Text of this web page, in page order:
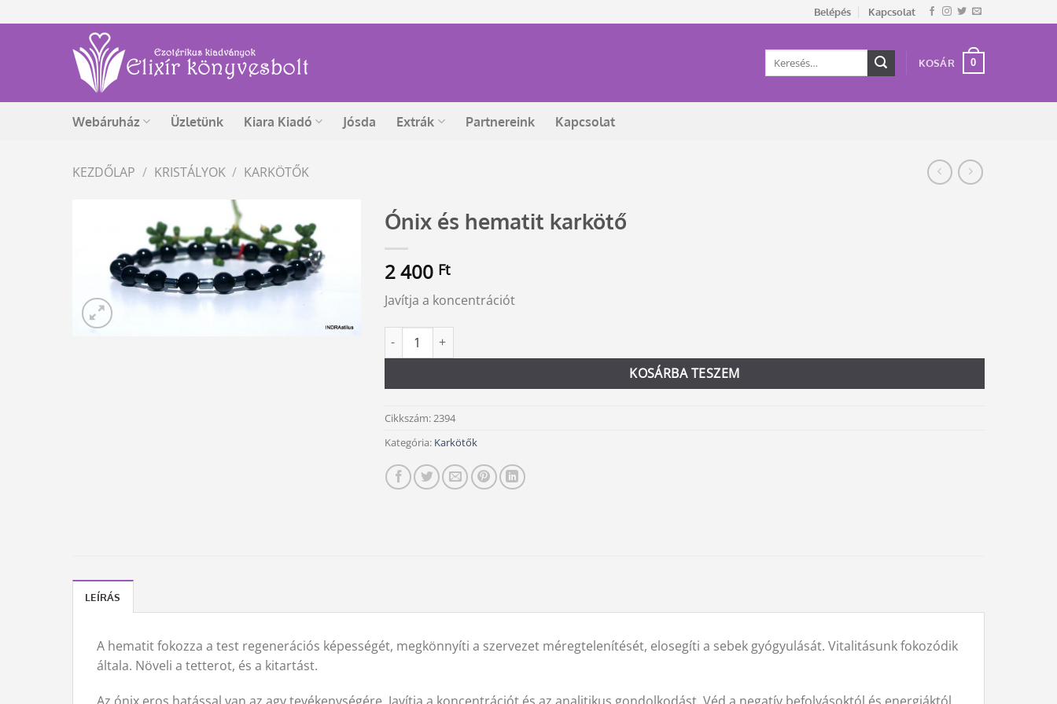
to
Belépés Kapcsolat
Keresés
KOSÁR 0
Webáruház Üzletünk Kiara Kiadó Jósda Extrák Partnereink Kapcsolat
KEZDŐLAP / KRISTÁLYOK / KARKÖTŐK
Ónix és hematit karkötő
2 400 Ft
Javítja a koncentrációt
Ónix és hematit karkötő mennyiség
KOSÁRBA TESZEM
Alternative:
Cikkszám:2394
Kategória: Karkötők
LEÍRÁS
A hematit fokozza a test regenerációs képességét, megkönnyíti a szervezet méregtelenítését, elosegíti a sebek gyógyulását. Vitalitásunk fokozódik
általa. Növeli a tetterot, és a kitartást.